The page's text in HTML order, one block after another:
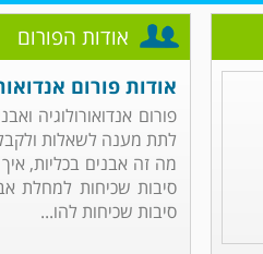
אודות הפורום
אודות פורום
פורום אנדואורולוגיה
לתת מענה לשאלות ולקבל
מה זה אבנים בכליות,
סיבות שכיחות למחלת
סיבות שכיחות להו...